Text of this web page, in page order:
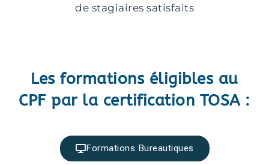
de stagiaires satisfaits
Les formations éligibles au
CPF par la certification TOSA :
Formations Bureautiques